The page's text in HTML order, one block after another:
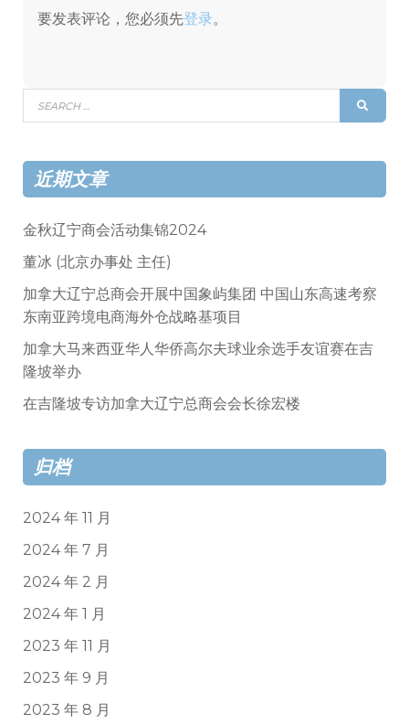
要发表评论，您必须先登录。
Search
for:
近期文章
金秋辽宁商会活动集锦2024
董冰 (北京办事处 主任)
加拿大辽宁总商会开展中国象屿集团 中国山东高速考察
东南亚跨境电商海外仓战略基项目
加拿大马来西亚华人华侨高尔夫球业余选手友谊赛在吉
隆坡举办
在吉隆坡专访加拿大辽宁总商会会长徐宏楼
归档
2024 年 11 月
2024 年 7 月
2024 年 2 月
2024 年 1 月
2023 年 11 月
2023 年 9 月
2023 年 8 月